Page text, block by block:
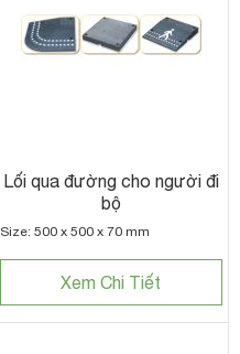
Lối qua đường cho người đi
bộ
Size: 500 x 500 x 70 mm
Xem Chi Tiết